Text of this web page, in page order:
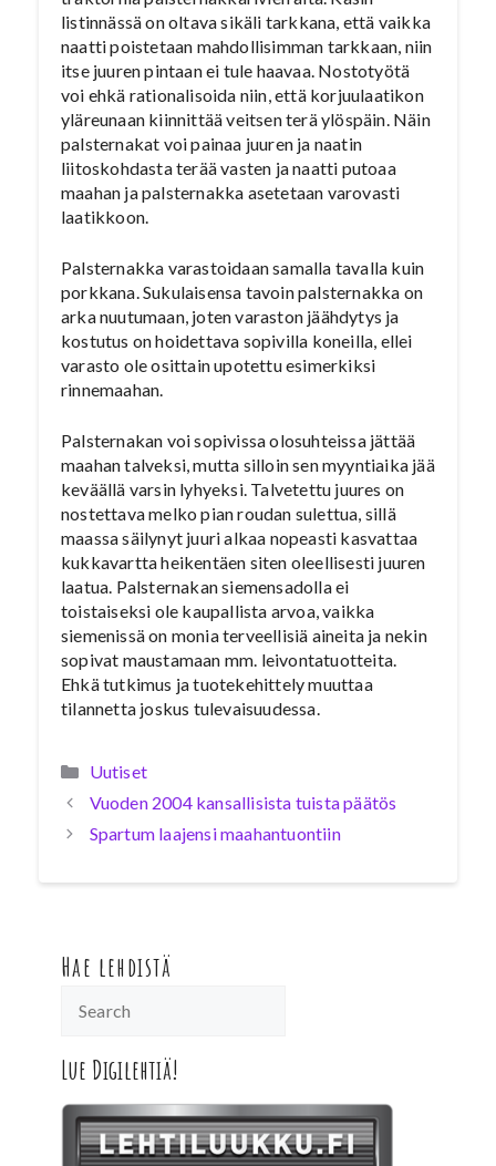
listinnässä on oltava sikäli tarkkana, että vaikka
naatti poistetaan mahdollisimman tarkkaan, niin
itse juuren pintaan ei tule haavaa. Nostotyötä
voi ehkä rationalisoida niin, että korjuulaatikon
yläreunaan kiinnittää veitsen terä ylöspäin. Näin
palsternakat voi painaa juuren ja naatin
liitoskohdasta terää vasten ja naatti putoaa
maahan ja palsternakka asetetaan varovasti
laatikkoon.
Palsternakka varastoidaan samalla tavalla kuin
porkkana. Sukulaisensa tavoin palsternakka on
arka nuutumaan, joten varaston jäähdytys ja
kostutus on hoidettava sopivilla koneilla, ellei
varasto ole osittain upotettu esimerkiksi
rinnemaahan.
Palsternakan voi sopivissa olosuhteissa jättää
maahan talveksi, mutta silloin sen myyntiaika jää
keväällä varsin lyhyeksi. Talvetettu juures on
nostettava melko pian roudan sulettua, sillä
maassa säilynyt juuri alkaa nopeasti kasvattaa
kukkavartta heikentäen siten oleellisesti juuren
laatua. Palsternakan siemensadolla ei
toistaiseksi ole kaupallista arvoa, vaikka
siemenissä on monia terveellisiä aineita ja nekin
sopivat maustamaan mm. leivontatuotteita.
Ehkä tutkimus ja tuotekehittely muuttaa
tilannetta joskus tulevaisuudessa.
Kategoriat
Uutiset
Vuoden 2004 kansallisista tuista päätös
Spartum laajensi maahantuontiin
Hae lehdistä
Lue Digilehtiä!